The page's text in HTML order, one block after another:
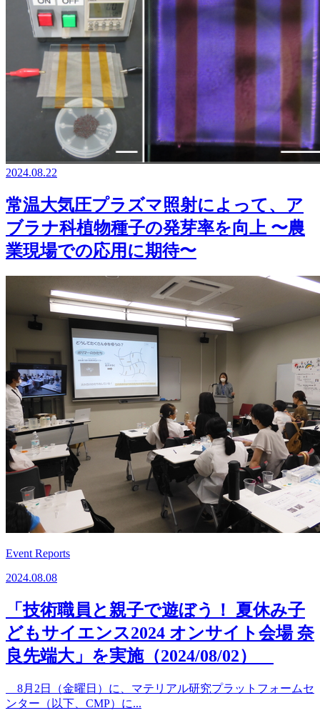
2024.08.22
常温大気圧プラズマ照射によって、ア
ブラナ科植物種子の発芽率を向上 〜農
業現場での応用に期待〜
Event Reports
2024.08.08
「技術職員と親子で遊ぼう！ 夏休み子
どもサイエンス2024 オンサイト会場 奈
良先端大」を実施（2024/08/02）
8月2日（金曜日）に、マテリアル研究プラットフォームセ
ンター（以下、CMP）に...